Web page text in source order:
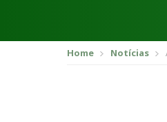
Home Notícias